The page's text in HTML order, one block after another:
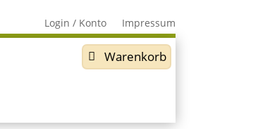
Login / Konto Impressum
Warenkorb